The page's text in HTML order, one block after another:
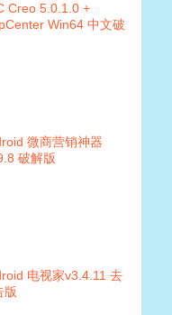
Creo 5.0.1.0 +
Win64 中文破
微商营销神器
破解版
电视家v3.4.11 去
版